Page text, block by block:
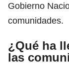
Gobierno
comunidades.
¿Qué ha
las